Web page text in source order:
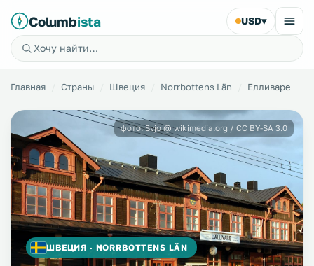
Columbista USD▾
Главная Страны Швеция Norrbottens Län Елливаре
ШВЕЦИЯ · NORRBOTTENS LÄN
фото: Svjo @ wikimedia.org / CC BY-SA 3.0